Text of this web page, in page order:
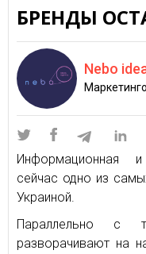
БРЕНДЫ
Nebo
Информационная и
сейчас одно из
Украиной.
Параллельно с
разворачивают на